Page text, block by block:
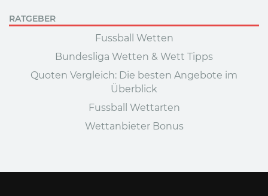
RATGEBER
Fussball Wetten
Bundesliga Wetten & Wett Tipps
Quoten Vergleich: Die besten Angebote im
Überblick
Fussball Wettarten
Wettanbieter Bonus